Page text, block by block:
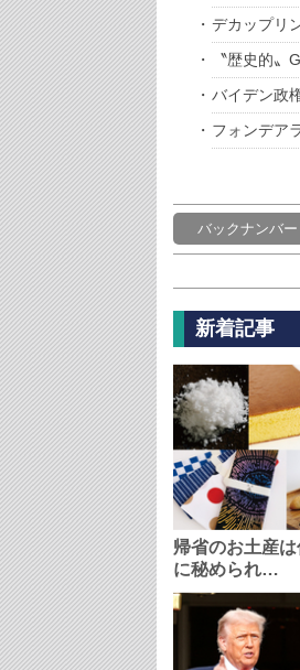
デカップリ
〝歴史的〟
バイデン政
フォンデア
バックナンバー
新着記事
帰省のお土産
に秘められ…